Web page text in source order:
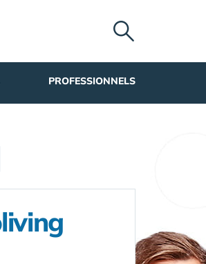
PROFESSIONNELS